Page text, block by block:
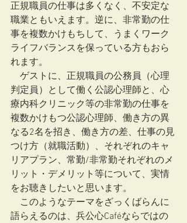
正規職員の仕事は多くなく、不安定な
職業ともいえます。逆に、非常勤の仕
事を複数かけもちして、うまくワーク
ライフバランスを保っている方もおら
れます。
ゲストに、正規職員の公務員（心理
判定員）として働く公認心理師と、心
療内科クリニック等の非常勤の仕事を
複数かけもつ公認心理師、働き方の異
なる2名を招き、働き方の差、仕事の見
つけ方（就職活動）、それぞれのキャ
リアプラン、常勤/非常勤それぞれのメ
リット・デメリット等について、実情
をお聴きしたいと思います。
このようなテーマをざっくばらんに
語らえるのは、兵公心Caféならではの